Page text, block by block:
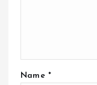
Name *